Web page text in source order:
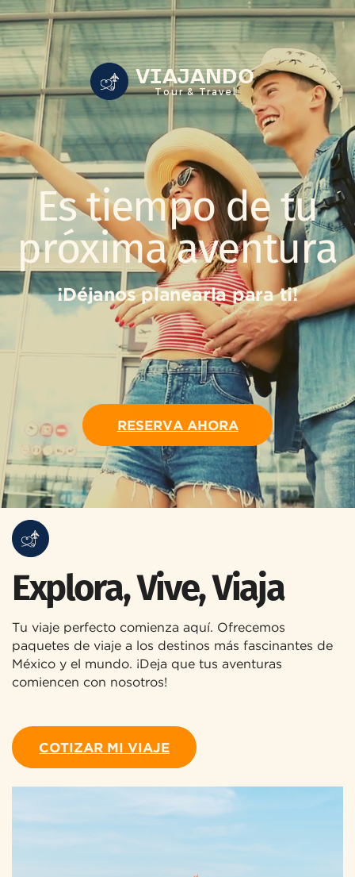
VIAJANDO
Tour & Travel
Es tiempo de tu
próxima aventura
¡Déjanos planearla para ti!
RESERVA AHORA
Explora, Vive, Viaja
Tu viaje perfecto comienza aquí. Ofrecemos
paquetes de viaje a los destinos más fascinantes de
México y el mundo. ¡Deja que tus aventuras
comiencen con nosotros!
COTIZAR MI VIAJE